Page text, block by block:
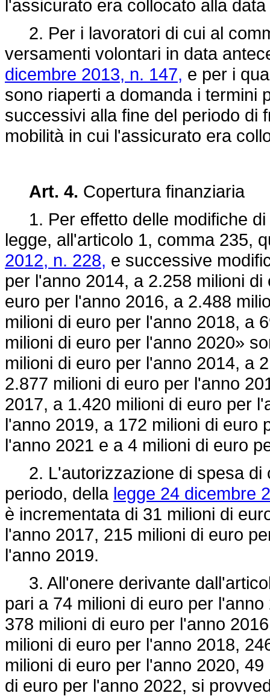
l'assicurato era collocato alla
2. Per i lavoratori di cui al
versamenti volontari in data
dicembre 2013, n. 147, e per i
sono riaperti a domanda i termini
successivi alla fine del periodo di
mobilità in cui l'assicurato era
Art. 4. Copertura finanziaria
1. Per effetto delle modifiche di
legge, all'articolo 1, comma 235,
2012, n. 228, e successive
per l'anno 2014, a 2.258 milioni
euro per l'anno 2016, a 2.488
milioni di euro per l'anno 2018, a
milioni di euro per l'anno 2020»
milioni di euro per l'anno 2014, a
2.877 milioni di euro per l'anno
2017, a 1.420 milioni di euro per
l'anno 2019, a 172 milioni di euro
l'anno 2021 e a 4 milioni di euro
2. L'autorizzazione di spesa di
periodo, della legge 24 dicembre
è incrementata di 31 milioni di
l'anno 2017, 215 milioni di euro
l'anno 2019.
3. All'onere derivante
pari a 74 milioni di euro per
378 milioni di euro per l'anno
milioni di euro per l'anno 2018,
milioni di euro per l'anno 2020,
di euro per l'anno 2022, si